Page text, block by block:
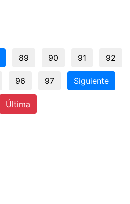
89 90 91 92
96 97 Siguiente
Última